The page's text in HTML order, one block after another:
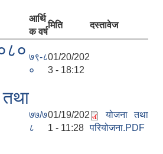
आर्थि
क वर्ष
मिति दस्तावेज
७९-८
०
01/20/202
3 - 18:12
७७/७
८
01/19/202
1 - 11:28
योजना तथा
परियोजना.PDF